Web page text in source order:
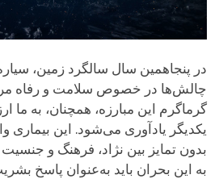
در پنجاهمین سال سالگرد زمین،
چالش‌ها در خصوص سلامت و رفاه
گرماگرم این مبارزه، همچنان، به
یکدیگر یادآوری می‌شود. این بیماری
بدون تمایز بین نژاد، فرهنگ و
به این بحران باید به‌عنوان پاسخ